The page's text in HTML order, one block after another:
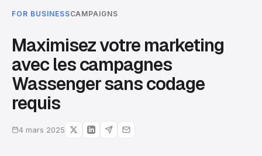
FOR BUSINESSCAMPAIGNS
Maximisez votre marketing
avec les campagnes
Wassenger sans codage
requis
4 mars 2025